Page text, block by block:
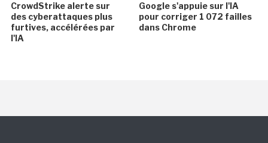
CrowdStrike alerte sur
des cyberattaques plus
furtives, accélérées par
l'IA
Google s'appuie sur l'IA
pour corriger 1 072 failles
dans Chrome